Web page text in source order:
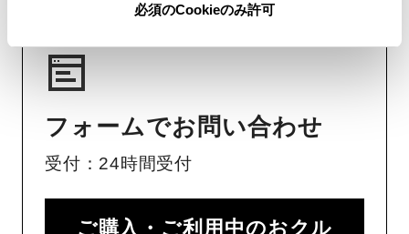
必須のCookieのみ許可
フォームでお問い合わせ
受付：24時間受付
ご購入・ご利用中のおクル